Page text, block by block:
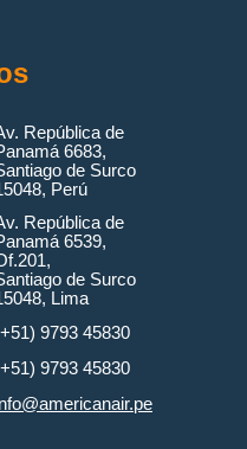
República de
6683,
de Surco
Perú
República de
6539,
de Surco
Lima
9793 45830
9793 45830